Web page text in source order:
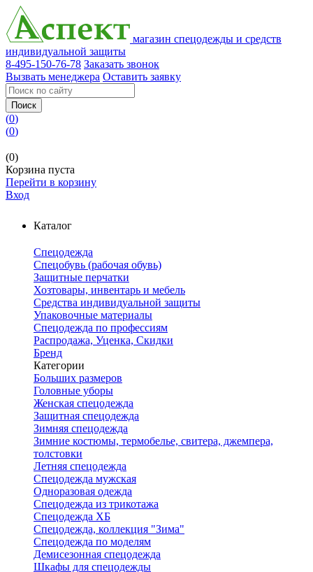
магазин спецодежды и средств
индивидуальной защиты
8-495-150-76-78 Заказать звонок
Вызвать менеджера Оставить заявку
Поиск
(0)
(0)
(0)
Корзина пуста
Перейти в корзину
Вход
Каталог
Спецодежда
Спецобувь (рабочая обувь)
Защитные перчатки
Хозтовары, инвентарь и мебель
Средства индивидуальной защиты
Упаковочные материалы
Спецодежда по профессиям
Распродажа, Уценка, Скидки
Бренд
Категории
Больших размеров
Головные уборы
Женская спецодежда
Защитная спецодежда
Зимняя спецодежда
Зимние костюмы, термобелье, свитера, джемпера,
толстовки
Летняя спецодежда
Спецодежда мужская
Одноразовая одежда
Спецодежда из трикотажа
Спецодежда ХБ
Спецодежда, коллекция "Зима"
Спецодежда по моделям
Демисезонная спецодежда
Шкафы для спецодежды